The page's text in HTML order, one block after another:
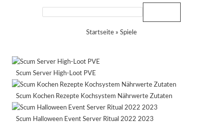
Startseite » Spiele
Scum Server High-Loot PVE
Scum Kochen Rezepte Kochsystem Nährwerte Zutaten
Scum Halloween Event Server Ritual 2022 2023